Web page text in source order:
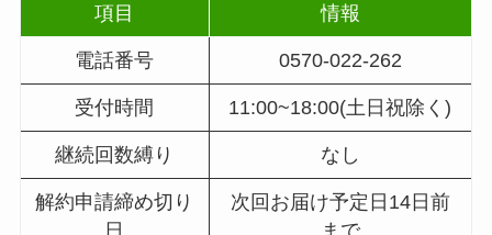
項目 情報
電話番号 0570-022-262
受付時間 11:00~18:00(土日祝除く)
継続回数縛り なし
解約申請締め切り
日
次回お届け予定日14日前
まで